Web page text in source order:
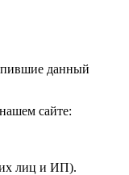
данный
сайте:
лиц и ИП).